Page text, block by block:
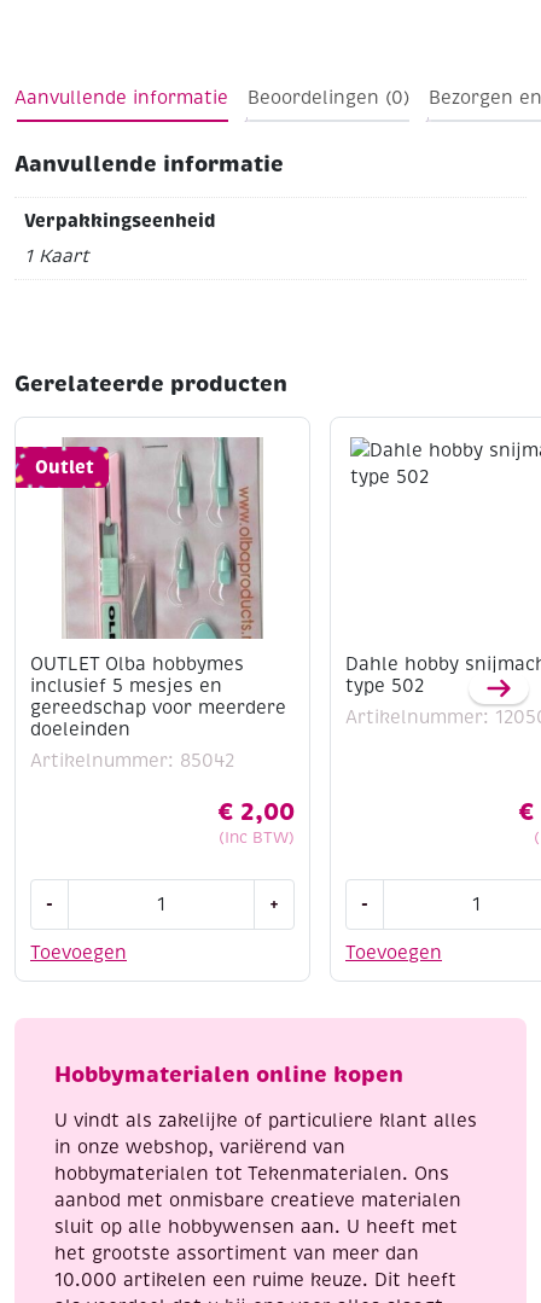
Aanvullende informatie Beoordelingen (0) Bezorgen
Aanvullende informatie
Verpakkingseenheid
1 Kaart
Gerelateerde producten
Outlet
OUTLET Olba hobbymes
inclusief 5 mesjes en
gereedschap voor meerdere
doeleinden
Artikelnummer: 85042
€ 2,00
(Inc BTW)
Toevoegen
-
hobbymes
mesjes
gereedschap
meerdere
doeleinden
aantal
+
Dahle hobby
type 502
Artikelnummer:
€
Toevoegen
-
snijmachine
aantal
Hobbymaterialen online kopen
U vindt als zakelijke of particuliere klant alles
in onze webshop, variërend van
hobbymaterialen tot Tekenmaterialen. Ons
aanbod met onmisbare creatieve materialen
sluit op alle hobbywensen aan. U heeft met
het grootste assortiment van meer dan
10.000 artikelen een ruime keuze. Dit heeft